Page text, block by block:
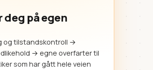
deg på egen
og tilstandskontroll →
→ egne overfarter til
som har gått hele veien